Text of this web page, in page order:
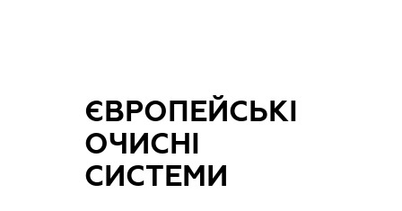
ЄВРОПЕЙСЬКІ
ОЧИСНІ
СИСТЕМИ